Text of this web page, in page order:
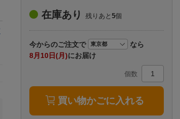
楽天チケット
エンタメニュース
推し楽
在庫あり 残りあと 5個
今からのご注文で
なら
8月10日(月)にお届け
個数
買い物かごに入れる